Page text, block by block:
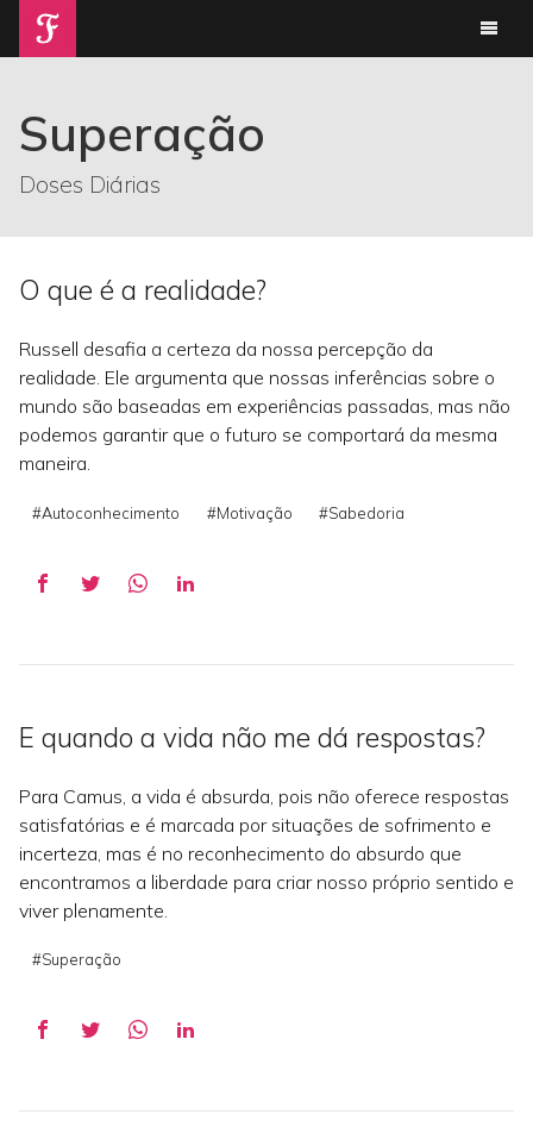
Superação
Doses Diárias
O que é a realidade?
Russell desafia a certeza da nossa percepção da
realidade. Ele argumenta que nossas inferências sobre o
mundo são baseadas em experiências passadas, mas não
podemos garantir que o futuro se comportará da mesma
maneira.
#Autoconhecimento #Motivação #Sabedoria
E quando a vida não me dá respostas?
Para Camus, a vida é absurda, pois não oferece respostas
satisfatórias e é marcada por situações de sofrimento e
incerteza, mas é no reconhecimento do absurdo que
encontramos a liberdade para criar nosso próprio sentido e
viver plenamente.
#Superação